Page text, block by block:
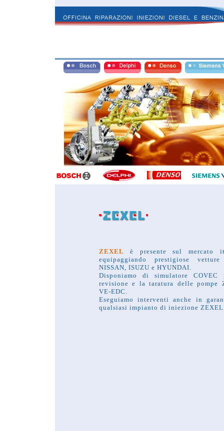
ZEXEL
è presente sul mercato
equipaggiando prestigiose
NISSAN, ISUZU e HYUNDAI.
Disponiamo di simulatore COVEC
revisione e la taratura delle pompe
VE-EDC.
Eseguiamo interventi anche in
qualsiasi impianto di iniezione